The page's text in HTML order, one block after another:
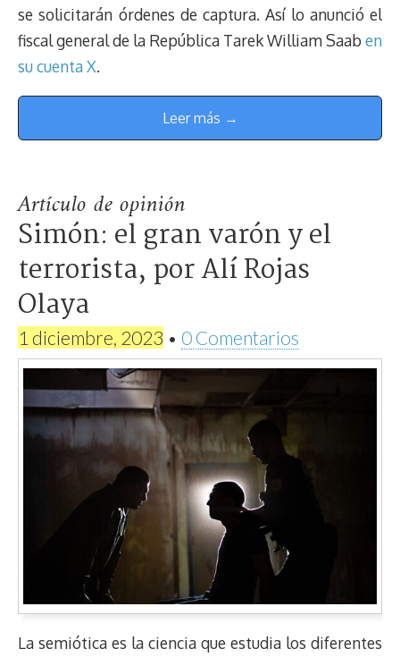
se solicitarán órdenes de captura. Así lo anunció el
fiscal general de la República Tarek William Saab en
su cuenta X.
Leer más →
Artículo de opinión
Simón: el gran varón y el
terrorista, por Alí Rojas
Olaya
1 diciembre, 2023 • 0 Comentarios
La semiótica es la ciencia que estudia los diferentes